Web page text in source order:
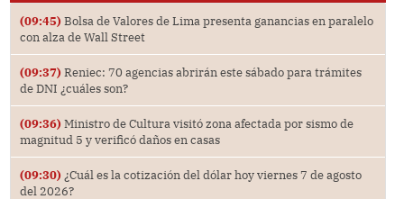
(09:45) Bolsa de Valores de Lima presenta ganancias en paralelo
con alza de Wall Street
(09:37) Reniec: 70 agencias abrirán este sábado para trámites
de DNI ¿cuáles son?
(09:36) Ministro de Cultura visitó zona afectada por sismo de
magnitud 5 y verificó daños en casas
(09:30) ¿Cuál es la cotización del dólar hoy viernes 7 de agosto
del 2026?